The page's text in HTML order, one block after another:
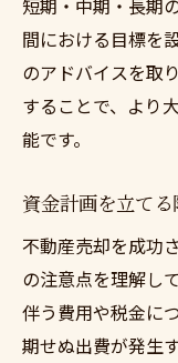
短期・中期・長期
間における目標を
のアドバイスを取
することで、より
能です。
資金計画を立て
不動産売却を成功
の注意点を理解し
伴う費用や税金に
期せぬ出費が発生